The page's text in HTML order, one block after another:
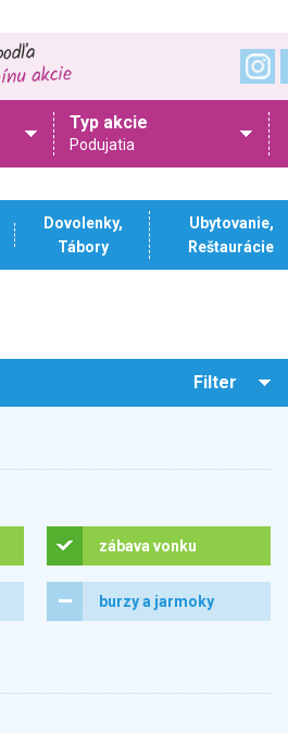
Typ akcie
Podujatia
Dovolenky,
Tábory
Ubytovanie,
Reštaurácie
Filter
zábava vonku
burzy a jarmoky